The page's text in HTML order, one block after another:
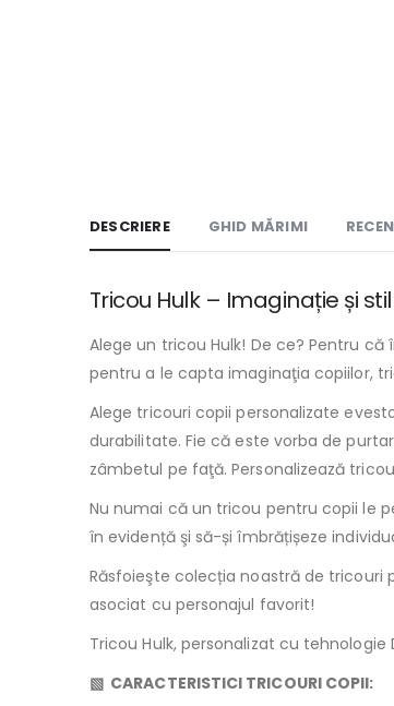
DESCRIERE GHID MĂRIMI
Tricou Hulk – Imaginație și
Alege un tricou Hulk! De ce? Pentru
pentru a le capta imaginaţia copiilor,
Alege tricouri copii personalizate
durabilitate. Fie că este vorba de
zâmbetul pe faţă. Personalizează
Nu numai că un tricou pentru copii le
în evidență şi să-și îmbrățișeze
Răsfoieşte colecția noastră de tricouri
asociat cu personajul favorit!
Tricou Hulk, personalizat cu tehnologie
▧ CARACTERISTICI TRICOURI COPII: